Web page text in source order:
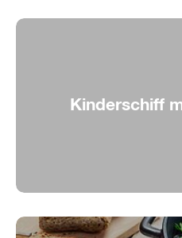
Kinderschiff